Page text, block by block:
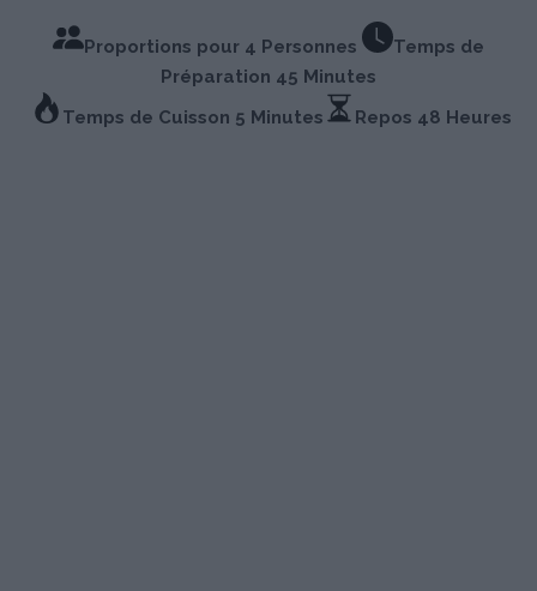
Proportions pour 4 Personnes
Temps de
Préparation 45 Minutes
Temps de Cuisson 5 Minutes
Repos 48 Heures